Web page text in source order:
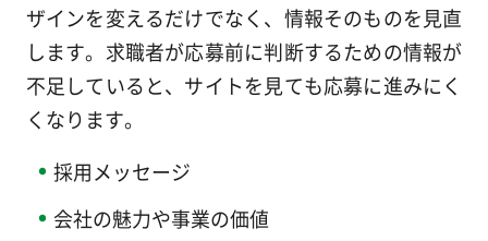
ザインを変えるだけでなく、情報そのものを見直
します。求職者が応募前に判断するための情報が
不足していると、サイトを見ても応募に進みにく
くなります。
採用メッセージ
会社の魅力や事業の価値